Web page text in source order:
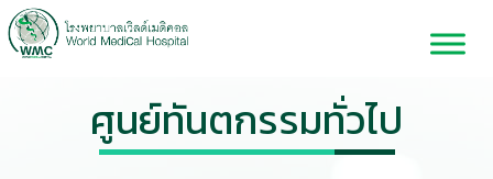
ศูนย์ทันตกรรมทั่วไป